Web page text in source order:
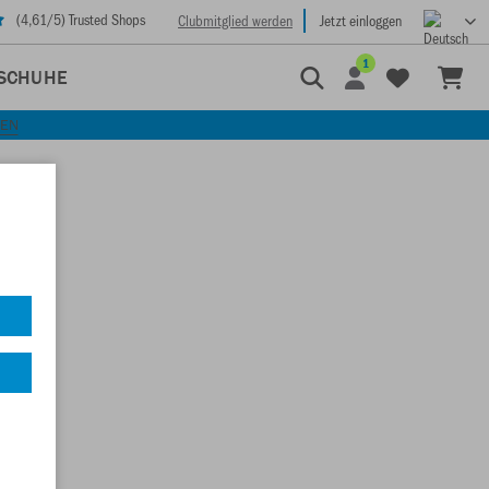
(4,61/5) Trusted Shops Clubmitglied werden Jetzt einloggen
1